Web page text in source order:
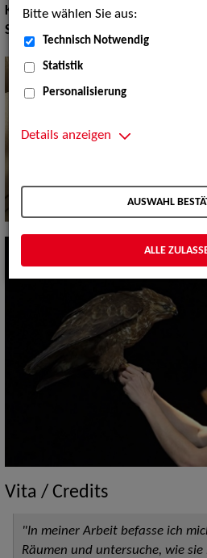
Körpergröße:164 cm
Sprachen:
Vita / Credits
"In meiner Arbeit befasse ich
Räumen und untersuche, wie
Bitte wählen Sie aus:
Technisch Notwendig
Statistik
Personalisierung
Details anzeigen
AUSWAHL
ALLE